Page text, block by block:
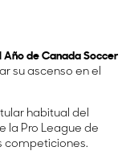
Año de Canada Soccer
su ascenso en el
habitual del
la Pro League de
competiciones.